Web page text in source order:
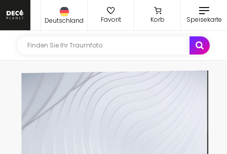
Deutschland Favorit Korb Speisekarte